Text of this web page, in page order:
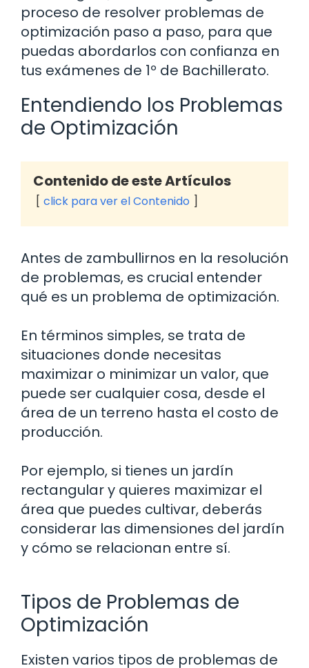
proceso de resolver problemas de
optimización paso a paso, para que
puedas abordarlos con confianza en
tus exámenes de 1º de Bachillerato.
Entendiendo los Problemas
de Optimización
Contenido de este Artículos
click para ver el Contenido
Antes de zambullirnos en la resolución
de problemas, es crucial entender
qué es un problema de optimización.
En términos simples, se trata de
situaciones donde necesitas
maximizar o minimizar un valor, que
puede ser cualquier cosa, desde el
área de un terreno hasta el costo de
producción.
Por ejemplo, si tienes un jardín
rectangular y quieres maximizar el
área que puedes cultivar, deberás
considerar las dimensiones del jardín
y cómo se relacionan entre sí.
Tipos de Problemas de
Optimización
Existen varios tipos de problemas de